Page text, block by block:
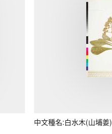
中文種名:白水木(山埔姜)